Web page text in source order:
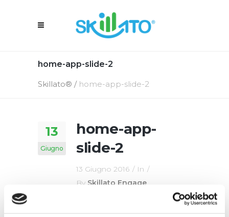
home-app-slide-2
Skillato® / home-app-slide-2
13
Giugno
home-app-
slide-2
13 Giugno 2016
In
By Skillato Engage